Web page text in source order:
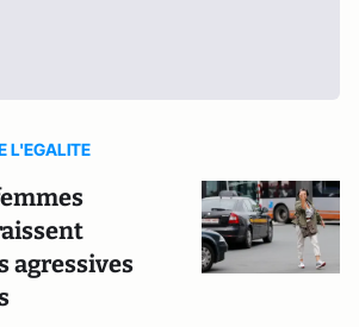
L'EGALITE
agressives